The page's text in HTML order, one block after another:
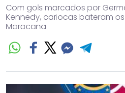
Com gols marcados por
Kennedy, cariocas bateram
Maracanã